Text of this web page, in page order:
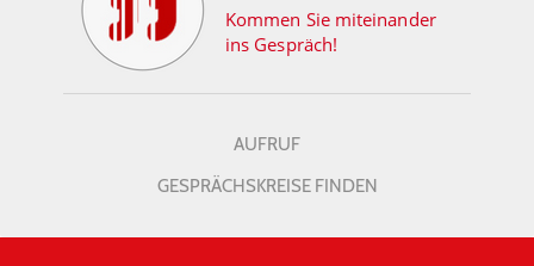
Kommen Sie miteinander
ins Gespräch!
AUFRUF
GESPRÄCHSKREISE FINDEN